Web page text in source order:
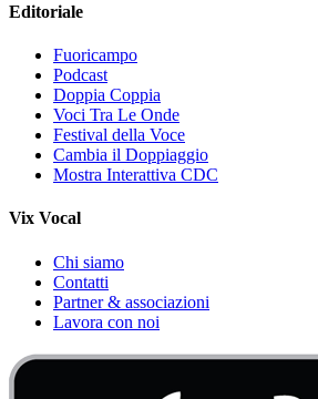
Editoriale
Fuoricampo
Podcast
Doppia Coppia
Voci Tra Le Onde
Festival della Voce
Cambia il Doppiaggio
Mostra Interattiva CDC
Vix Vocal
Chi siamo
Contatti
Partner & associazioni
Lavora con noi